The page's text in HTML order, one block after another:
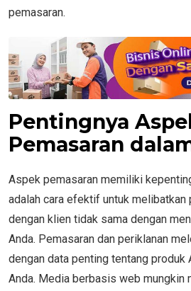
pemasaran.
Pentingnya
Pemasaran
Aspek pemasaran memiliki
adalah cara efektif untuk melibatkan
dengan klien tidak sama dengan
Anda. Pemasaran dan periklanan
dengan data penting tentang produk
Anda. Media berbasis web mungkin